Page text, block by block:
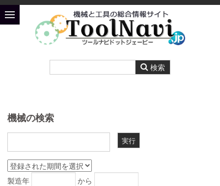
機械の検索
製造年
から